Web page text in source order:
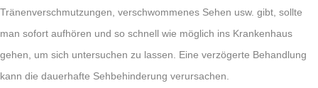
Tränenverschmutzungen, verschwommenes Sehen usw. gibt, sollte
man sofort aufhören und so schnell wie möglich ins Krankenhaus
gehen, um sich untersuchen zu lassen. Eine verzögerte Behandlung
kann die dauerhafte Sehbehinderung verursachen.